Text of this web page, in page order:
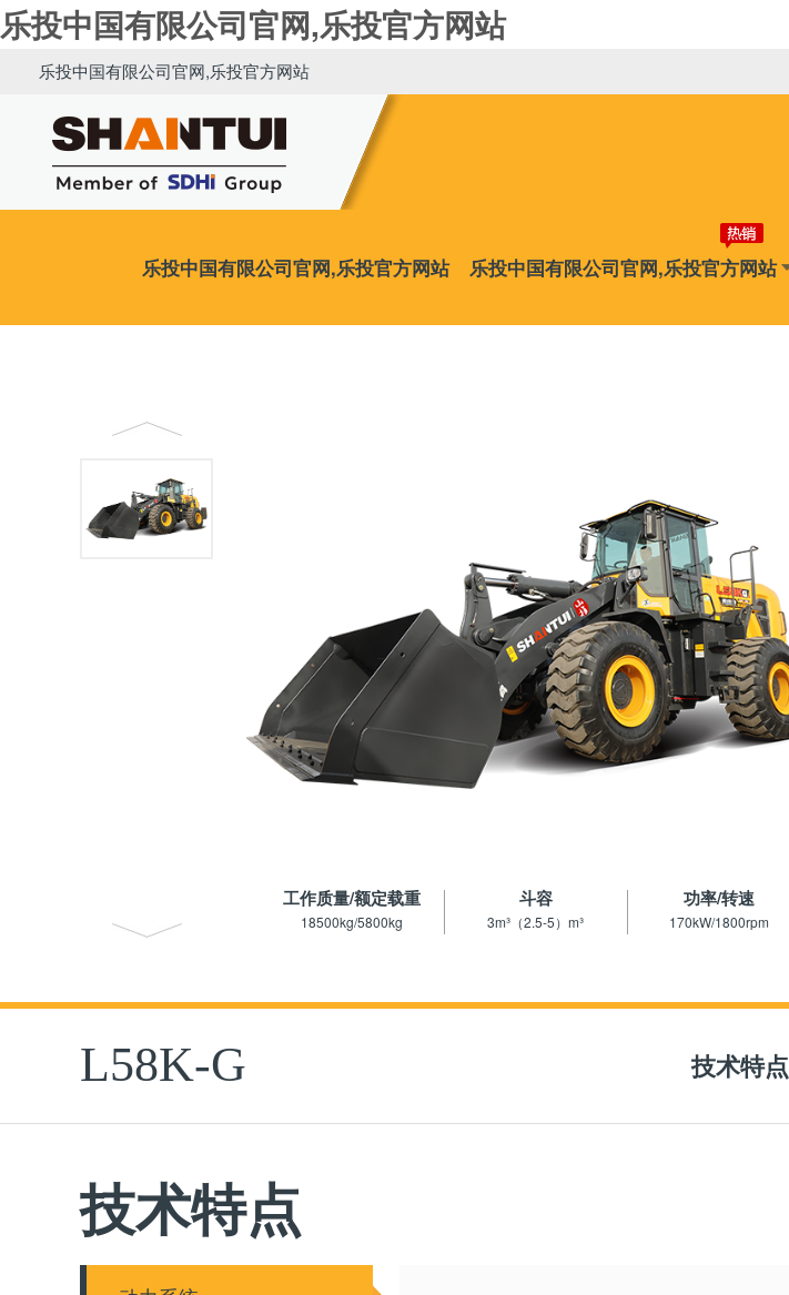
乐投中国有限公司官网,乐投官方网站
乐投中国有限公司官网,乐投官方网站
乐投中国有限公司官网,乐投官方网站 乐投中国有限公司官网,乐投官方网站
工作质量/额定载重
18500kg/5800kg
斗容
3m³（2.5-5）m³
功率/转速
170kW/1800rpm
L58K-G 技术特点
技术特点